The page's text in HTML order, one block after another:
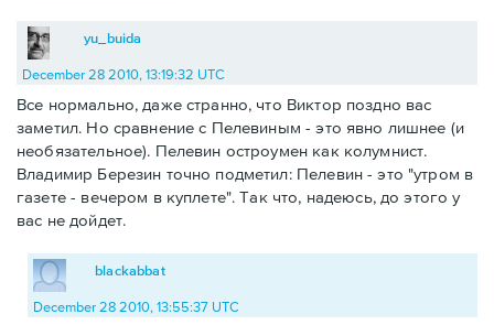
yu_buida
December 28 2010, 13:19:32 UTC
Все нормально, даже странно, что Виктор поздно вас
заметил. Но сравнение с Пелевиным - это явно лишнее (и
необязательное). Пелевин остроумен как колумнист.
Владимир Березин точно подметил: Пелевин - это "утром в
газете - вечером в куплете". Так что, надеюсь, до этого у
вас не дойдет.
blackabbat
December 28 2010, 13:55:37 UTC